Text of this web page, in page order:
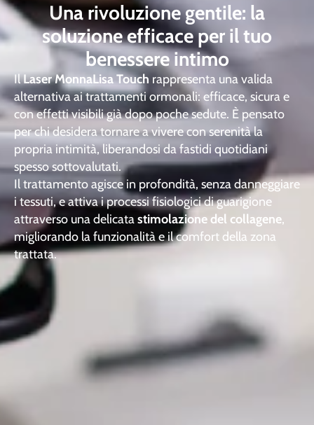
Una rivoluzione gentile: la
soluzione efficace per il tuo
benessere intimo
IlLaser MonnaLisa Touch rappresenta una valida
alternativa ai trattamenti ormonali: efficace, sicura e
con effetti visibili già dopo poche sedute. È pensato
per chi desidera tornare a vivere con serenità la
propria intimità, liberandosi da fastidi quotidiani
spesso sottovalutati.
Il trattamento agisce in profondità, senza danneggiare
i tessuti, e attiva i processi fisiologici di guarigione
attraverso una delicatastimolazione del collagene,
migliorando la funzionalità e il comfort della zona
trattata.